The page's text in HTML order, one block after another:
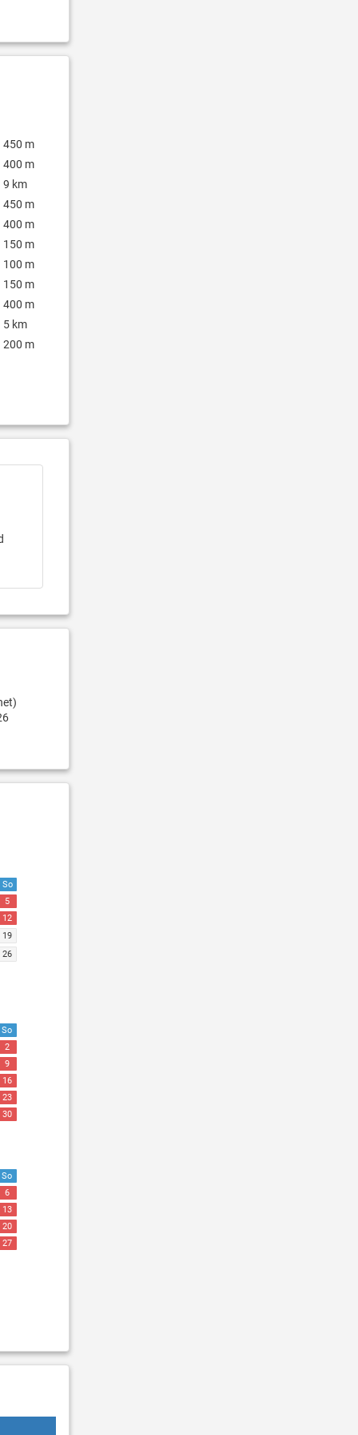
450 m
400 m
9 km
450 m
400 m
150 m
100 m
150 m
400 m
5 km
200 m
So
5
12
19
26
So
2
9
16
23
30
So
6
13
20
27